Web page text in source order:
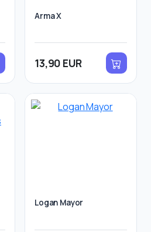
Arma X
13,90 EUR
Logan Mayor